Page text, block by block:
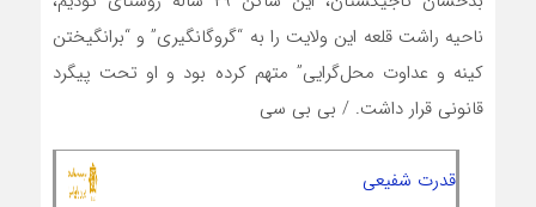
ناحیه راشت قلعه این ولایت را به “گروگانگیری” و “برانگیختن
کینه و عداوت محل‌گرایی” متهم کرده بود و او تحت پیگرد
قانونی قرار داشت. / بی بی سی
قدرت شفیعی